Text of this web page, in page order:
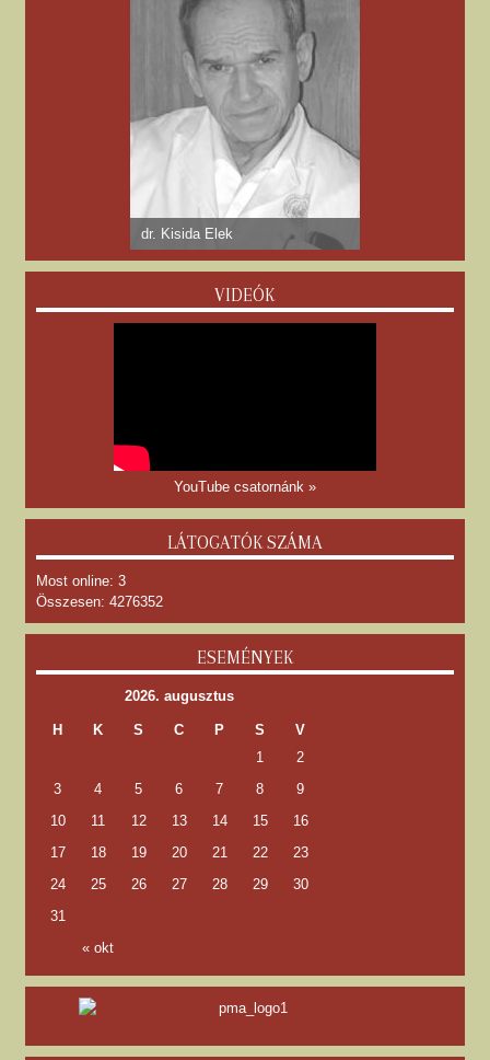
dr. Kisida Elek
VIDEÓK
YouTube csatornánk »
LÁTOGATÓK SZÁMA
Most online: 3
Összesen: 4276352
ESEMÉNYEK
2026. augusztus
H K S C P S V
« okt
1
2
3
4 5 6 7 8
9
10
11 12 13 14 15
16
17
18 19 20 21 22
23
24
25 26 27 28 29
30
31